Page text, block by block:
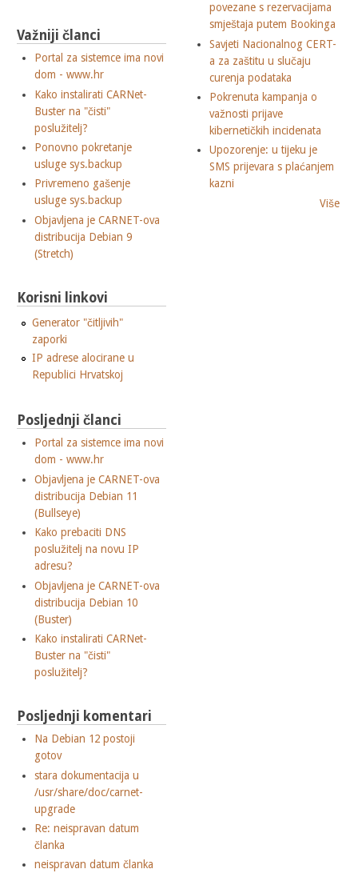
Važniji članci
Portal za sistemce ima novi
dom - www.hr
Kako instalirati CARNet-
Buster na "čisti"
poslužitelj?
Ponovno pokretanje
usluge sys.backup
Privremeno gašenje
usluge sys.backup
Objavljena je CARNET-ova
distribucija Debian 9
(Stretch)
Korisni linkovi
Generator "čitljivih"
zaporki
IP adrese alocirane u
Republici Hrvatskoj
Posljednji članci
Portal za sistemce ima novi
dom - www.hr
Objavljena je CARNET-ova
distribucija Debian 11
(Bullseye)
Kako prebaciti DNS
poslužitelj na novu IP
adresu?
Objavljena je CARNET-ova
distribucija Debian 10
(Buster)
Kako instalirati CARNet-
Buster na "čisti"
poslužitelj?
Posljednji komentari
Na Debian 12 postoji
gotov
stara dokumentacija u
/usr/share/doc/carnet-
upgrade
Re: neispravan datum
članka
neispravan datum članka
povezane s rezervacijama
smještaja putem Bookinga
Savjeti Nacionalnog CERT-
a za zaštitu u slučaju
curenja podataka
Pokrenuta kampanja o
važnosti prijave
kibernetičkih incidenata
Upozorenje: u tijeku je
SMS prijevara s plaćanjem
kazni
Više